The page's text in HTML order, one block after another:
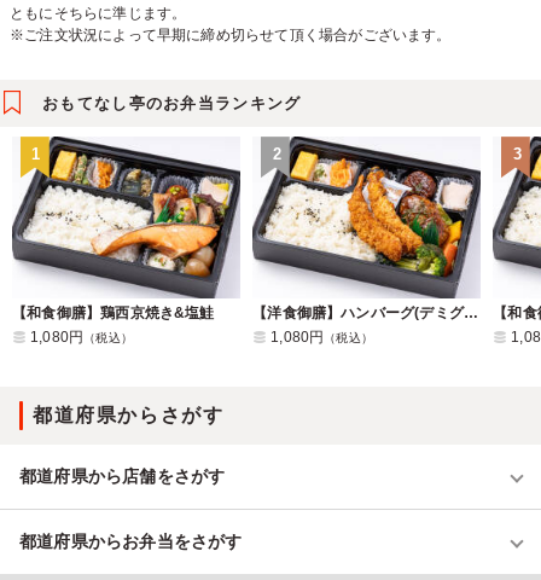
ともにそちらに準じます。
※ご注文状況によって早期に締め切らせて頂く場合がございます。
おもてなし亭のお弁当ランキング
1
【和食御膳】鶏西京焼き&塩鮭
1,080円
（税込）
2
【洋食御膳】ハンバーグ(デミグラスソース)&海老フライ
1,080円
（税込）
3
都道府県からさがす
都道府県から店舗をさがす
都道府県からお弁当をさがす